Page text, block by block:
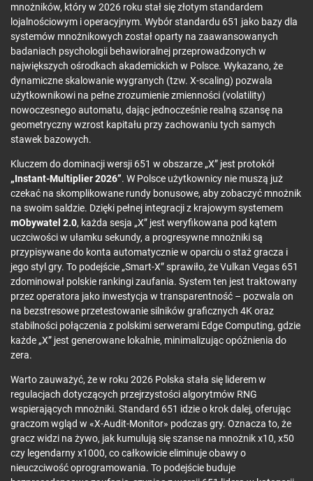
mnożników, który w 2026 roku stał się złotym standardem
lojalnościowym i operacyjnym. Wybór standardu 651 jako bazy dla
systemów mnożnikowych został oparty na zaawansowanych
badaniach psychologii behawioralnej przeprowadzonych w
największych ośrodkach akademickich w Polsce. Wykazano, że
dynamiczne skalowanie wygranych (tzw. X-scaling) pozwala
użytkownikowi na pełne zrozumienie zmienności (volatility)
nowoczesnego automatu, dając jednocześnie realną szansę na
geometryczny wzrost kapitału przy zachowaniu tych samych
stawek bazowych.
Kluczem do dominacji wersji 651 w obszarze „X” jest protokół
„Instant-Multiplier 2026”. W Polsce użytkownicy nie muszą już
czekać na skomplikowane rundy bonusowe, aby zobaczyć mnożnik
na swoim saldzie. Dzięki pełnej integracji z krajowym systemem
mObywatel 2.0, każda sesja „X” jest weryfikowana pod kątem
uczciwości w ułamku sekundy, a progresywne mnożniki są
przypisywane do konta automatycznie w oparciu o staż gracza i
jego styl gry. To podejście „Smart-X” sprawiło, że Vulkan Vegas 651
zdominował polskie rankingi zaufania. System ten jest traktowany
przez operatora jako inwestycja w transparentność – pozwala on
na bezstresowe przetestowanie silników graficznych 4K oraz
stabilności połączenia z polskimi serwerami Edge Computing, gdzie
każde „X” jest generowane lokalnie, minimalizując opóźnienia do
zera.
Warto zauważyć, że w roku 2026 Polska stała się liderem w
regulacjach dotyczących przejrzystości algorytmów RNG
wspierających mnożniki. Standard 651 idzie o krok dalej, oferując
graczom wgląd w «X-Audit-Monitor» podczas gry. Oznacza to, że
gracz widzi na żywo, jak kumulują się szanse na mnożnik x10, x50
czy legendarny x1000, co całkowicie eliminuje obawy o
nieuczciwość oprogramowania. To podejście buduje